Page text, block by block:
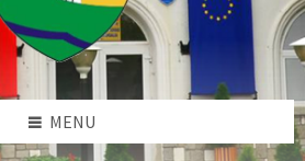
MENU